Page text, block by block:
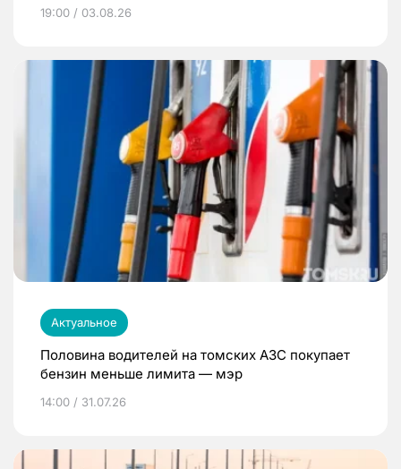
19:00 / 03.08.26
Актуальное
Половина водителей на томских АЗС покупает
бензин меньше лимита — мэр
14:00 / 31.07.26